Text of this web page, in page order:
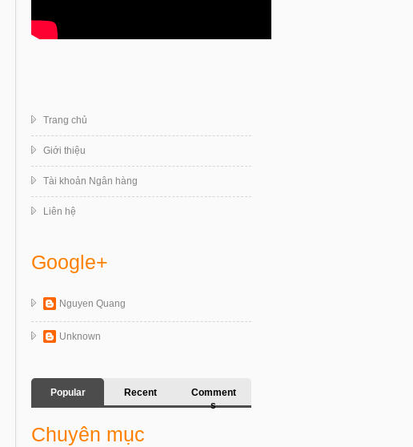
Trang chủ
Giới thiệu
Tài khoản Ngân hàng
Liên hệ
Google+
Nguyen Quang
Unknown
Popular Recent
Comment
s
Chuyên mục